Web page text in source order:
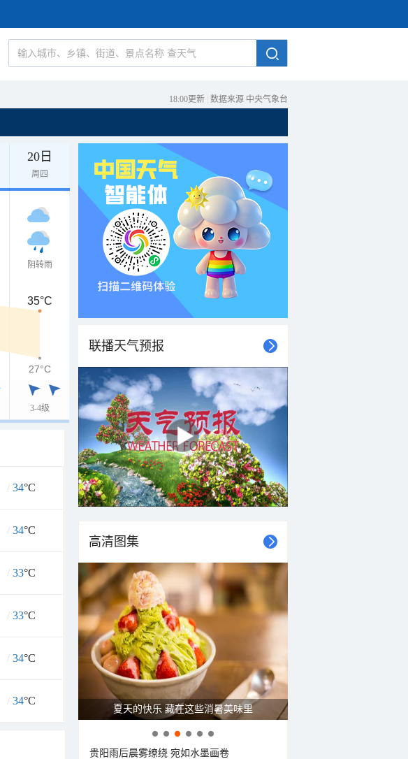
18:00更新 数据来源 中央气象台
20日
周四
阴转雨
3-4级
35°C
27°C
/ 34°C
/ 34°C
/ 33°C
/ 33°C
/ 34°C
/ 34°C
联播天气预报
高清图集
夏天的快乐 藏在这些消暑美味里
贵阳雨后晨雾缭绕 宛如水墨画卷